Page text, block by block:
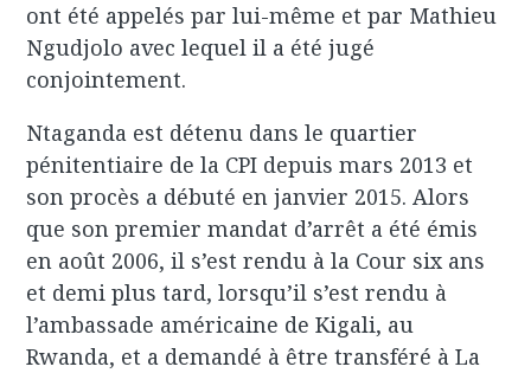
ont été appelés par lui-même et par Mathieu
Ngudjolo avec lequel il a été jugé
conjointement.
Ntaganda est détenu dans le quartier
pénitentiaire de la CPI depuis mars 2013 et
son procès a débuté en janvier 2015. Alors
que son premier mandat d’arrêt a été émis
en août 2006, il s’est rendu à la Cour six ans
et demi plus tard, lorsqu’il s’est rendu à
l’ambassade américaine de Kigali, au
Rwanda, et a demandé à être transféré à La